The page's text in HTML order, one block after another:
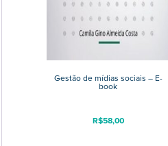
Gestão de mídias sociais – E-
book
R$58,00